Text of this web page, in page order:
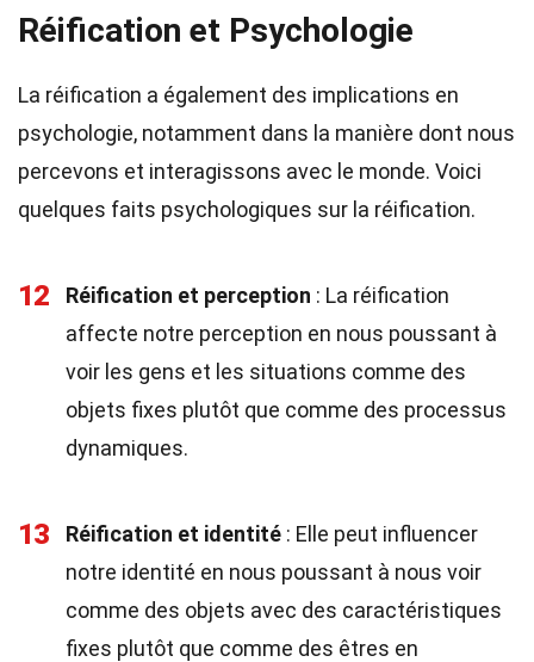
Réification et Psychologie
La réification a également des implications en
psychologie, notamment dans la manière dont nous
percevons et interagissons avec le monde. Voici
quelques faits psychologiques sur la réification.
12 Réification et perception : La réification
affecte notre perception en nous poussant à
voir les gens et les situations comme des
objets fixes plutôt que comme des processus
dynamiques.
13 Réification et identité : Elle peut influencer
notre identité en nous poussant à nous voir
comme des objets avec des caractéristiques
fixes plutôt que comme des êtres en